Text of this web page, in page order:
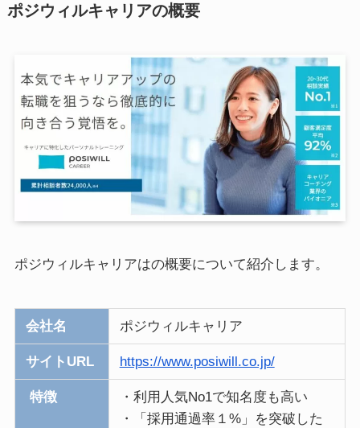
ポジウィルキャリアの概要
ポジウィルキャリアはの概要について紹介します。
会社名 ポジウィルキャリア
サイトURL https://www.posiwill.co.jp/
特徴
・利用人気No1で知名度も高い
・「採用通過率１%」を突破した